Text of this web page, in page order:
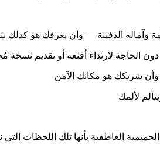
وآماله الدفينة — وأن يعرفك هو كذلك
الحاجة لارتداء أقنعة أو تقديم
شريكك هو مكانك الآمن
لألمك
العاطفية بأنها تلك اللحظات